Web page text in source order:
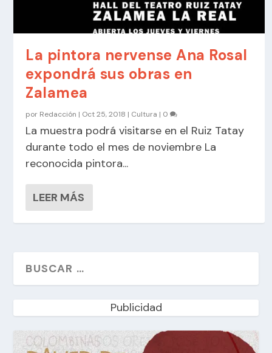
La pintora nervense Ana Rosal
expondrá sus obras en
Zalamea
por Redacción | Oct 25, 2018 | Cultura | 0
La muestra podrá visitarse en el Ruiz Tatay
durante todo el mes de noviembre La
reconocida pintora...
LEER MÁS
Publicidad